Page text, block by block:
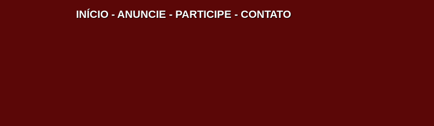
INÍCIO -ANUNCIE - PARTICIPE - CONTATO